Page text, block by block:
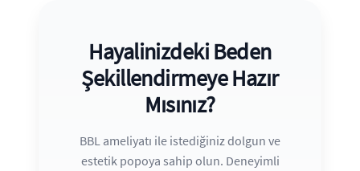
Hayalinizdeki Beden
Şekillendirmeye Hazır
Mısınız?
BBL ameliyatı ile istediğiniz dolgun ve
estetik popoya sahip olun. Deneyimli